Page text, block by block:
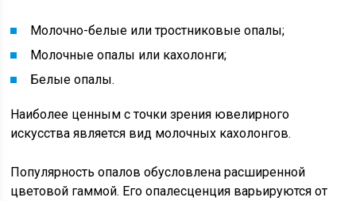
Молочно-белые или тростниковые опалы;
Молочные опалы или кахолонги;
Белые опалы.
Наиболее ценным с точки зрения ювелирного
искусства является вид молочных кахолонгов.
Популярность опалов обусловлена расширенной
цветовой гаммой. Его опалесценция варьируются от